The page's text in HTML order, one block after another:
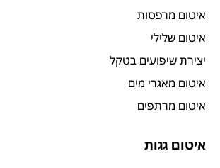
איטום מרפסות
איטום שלילי
יצירת שיפועים בטקל
איטום מאגרי מים
איטום מרתפים
איטום גגות